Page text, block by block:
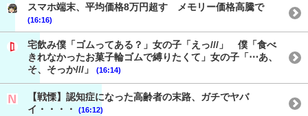
スマホ端末、平均価格8万円超す メモリー価格高騰で
(16:16)
宅飲み僕「ゴムってある？」女の子「えっ///」 僕「食べ
きれなかったお菓子輪ゴムで縛りたくて」女の子「⋯あ、
そ、そっか///」
(16:14)
【戦慄】認知症になった高齢者の末路、ガチでヤバ
イ・・・・
(16:12)